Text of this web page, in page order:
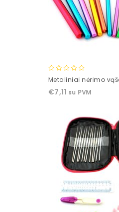
0
of
Metaliniai nėrimo
€7,11 su PVM